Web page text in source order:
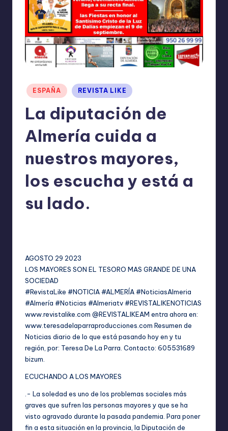
N
E
Publicado
en
ESPAÑA REVISTA LIKE
La diputación de
Almería cuida a
nuestros mayores,
los escucha y está a
su lado.
AGOSTO 29 2023
LOS MAYORES SON EL TESORO MAS GRANDE DE UNA
SOCIEDAD
#RevistaLike #NOTICIA #ALMERÍA #NoticiasAlmeria
#Almería #Noticias #Almeriatv #REVISTALIKENOTICIAS
www.revistalike.com @REVISTALIKEAM entra ahora en:
www.teresadelaparraproducciones.com Resumen de
Noticias diario de lo que está pasando hoy en y tu
región, por: Teresa De La Parra. Contacto: 605531689
bizum.
ECUCHANDO A LOS MAYORES
.- La soledad es uno de los problemas sociales más
graves que sufren las personas mayores y que se ha
visto agravado durante la pasada pandemia. Para poner
fin a esta situación en la provincia, la Diputación de